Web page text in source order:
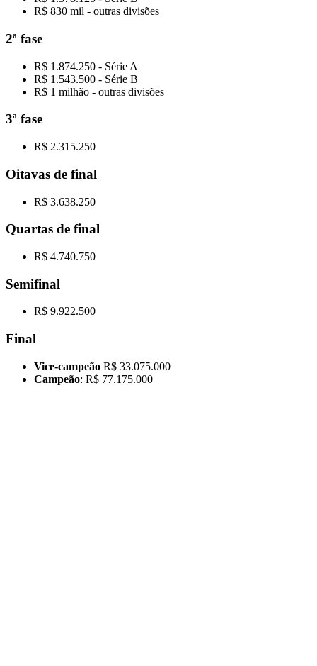
R$ 830 mil - outras divisões
2ª fase
R$ 1.874.250 - Série A
R$ 1.543.500 - Série B
R$ 1 milhão - outras divisões
3ª fase
R$ 2.315.250
Oitavas de final
R$ 3.638.250
Quartas de final
R$ 4.740.750
Semifinal
R$ 9.922.500
Final
Vice-campeão R$ 33.075.000
Campeão: R$ 77.175.000